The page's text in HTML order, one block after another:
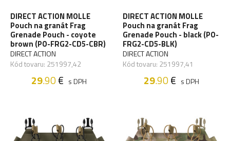
DIRECT ACTION MOLLE
Pouch na granát Frag
Grenade Pouch - coyote
brown (PO-FRG2-CD5-CBR)
DIRECT ACTION
Kód tovaru: 251997,42
29.90€ s DPH
DIRECT ACTION MOLLE
Pouch na granát Frag
Grenade Pouch - black (PO-
FRG2-CD5-BLK)
DIRECT ACTION
Kód tovaru: 251997,41
29.90€ s DPH